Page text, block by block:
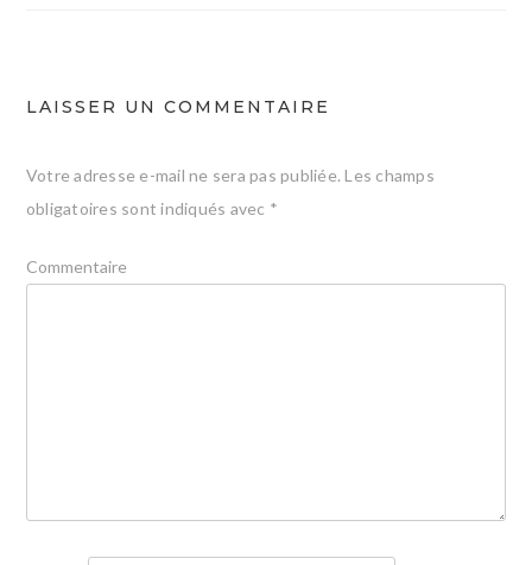
LAISSER UN COMMENTAIRE
Votre adresse e-mail ne sera pas publiée. Les champs
obligatoires sont indiqués avec *
Commentaire